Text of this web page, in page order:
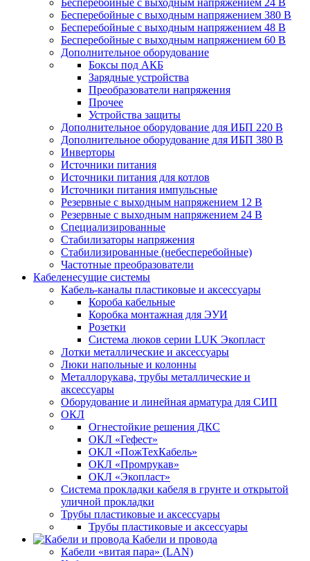
Бесперебойные с выходным напряжением 24 В
Бесперебойные с выходным напряжением 380 В
Бесперебойные с выходным напряжением 48 В
Бесперебойные с выходным напряжением 60 В
Дополнительное оборудование
Боксы под АКБ
Зарядные устройства
Преобразователи напряжения
Прочее
Устройства защиты
Дополнительное оборудование для ИБП 220 В
Дополнительное оборудование для ИБП 380 В
Инверторы
Источники питания
Источники питания для котлов
Источники питания импульсные
Резервные с выходным напряжением 12 В
Резервные с выходным напряжением 24 В
Специализированные
Стабилизаторы напряжения
Стабилизированные (небесперебойные)
Частотные преобразователи
Кабеленесущие системы
Кабель-каналы пластиковые и аксессуары
Короба кабельные
Коробка монтажная для ЭУИ
Розетки
Система люков серии LUK Экопласт
Лотки металлические и аксессуары
Люки напольные и колонны
Металлорукава, трубы металлические и
аксессуары
Оборудование и линейная арматура для СИП
ОКЛ
Огнестойкие решения ДКС
ОКЛ «Гефест»
ОКЛ «ПожТехКабель»
ОКЛ «Промрукав»
ОКЛ «Экопласт»
Система прокладки кабеля в грунте и открытой
уличной прокладки
Трубы пластиковые и аксессуары
Трубы пластиковые и аксессуары
Кабели и провода
Кабели «витая пара» (LAN)